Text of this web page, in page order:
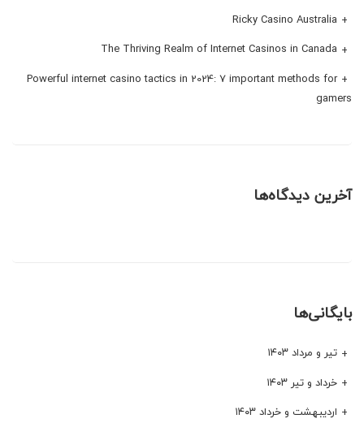
Ricky Casino Australia
The Thriving Realm of Internet Casinos in Canada
Powerful internet casino tactics in 2024: 7 important methods for
gamers
آخرین دیدگاه‌ها
بایگانی‌ها
تیر و مرداد ۱۴۰۳
خرداد و تیر ۱۴۰۳
اردیبهشت و خرداد ۱۴۰۳